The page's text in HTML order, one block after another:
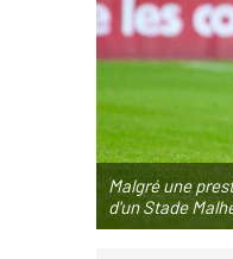
Malgré une
d'un Stade